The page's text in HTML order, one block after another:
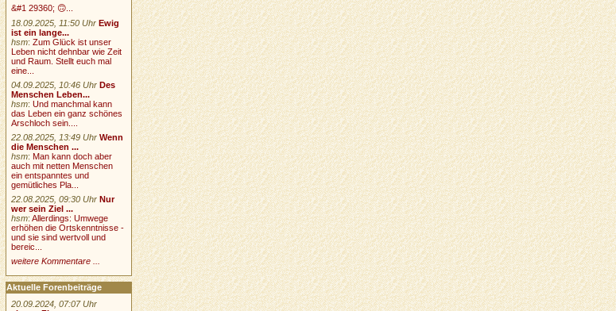
&#1 29360; 🙃...
18.09.2025, 11:50 Uhr Ewig
ist ein lange...
hsm:Zum Glück ist unser
Leben nicht dehnbar wie Zeit
und Raum. Stellt euch mal
eine...
04.09.2025, 10:46 Uhr Des
Menschen Leben...
hsm:Und manchmal kann
das Leben ein ganz schönes
Arschloch sein....
22.08.2025, 13:49 Uhr Wenn
die Menschen ...
hsm:Man kann doch aber
auch mit netten Menschen
ein entspanntes und
gemütliches Pla...
22.08.2025, 09:30 Uhr Nur
wer sein Ziel ...
hsm:Allerdings: Umwege
erhöhen die Ortskenntnisse -
und sie sind wertvoll und
bereic...
weitere Kommentare ...
Aktuelle Forenbeiträge
20.09.2024, 07:07 Uhr